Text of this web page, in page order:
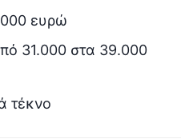
ευρώ
31.000 στα 39.000
τέκνο